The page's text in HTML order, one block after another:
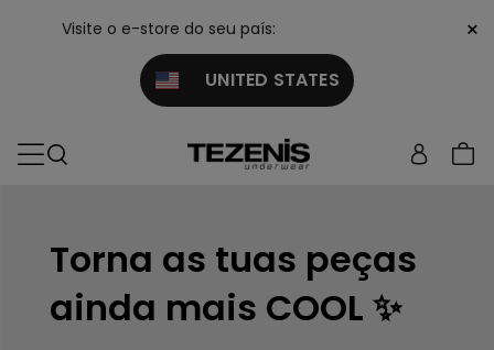
Visite o e-store do seu país:
UNITED STATES
×
Torna as tuas peças
ainda mais COOL ✨